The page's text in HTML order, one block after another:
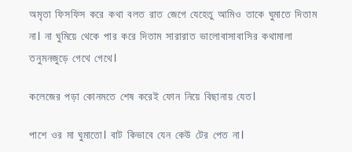
গল্প
অমৃতা ফিসফিস করে কথা বলত রাত জেগে যেহেতু আমিও তাকে ঘুমাতে দিতাম
না। না ঘুমিয়ে থেকে পার করে দিতাম সারারাত ভালোবাসাবাসির কথামালা
তনুমনজুড়ে গেথে গেথে।
কলেজের পড়া কোনমতে শেষ করেই ফোন নিয়ে বিছানায় যেত।
পাশে ওর মা ঘুমাতো। বাট কিভাবে যেন কেউ টের পেত না।